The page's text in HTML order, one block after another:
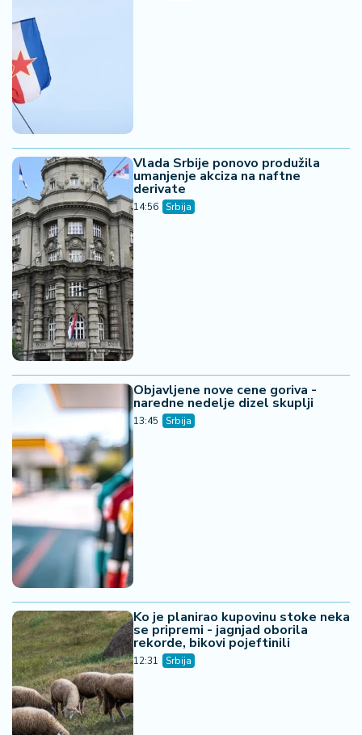
Vlada Srbije ponovo produžila
umanjenje akciza na naftne
derivate
14:56 Srbija
Objavljene nove cene goriva -
naredne nedelje dizel skuplji
13:45 Srbija
Ko je planirao kupovinu stoke neka
se pripremi - jagnjad oborila
rekorde, bikovi pojeftinili
12:31 Srbija